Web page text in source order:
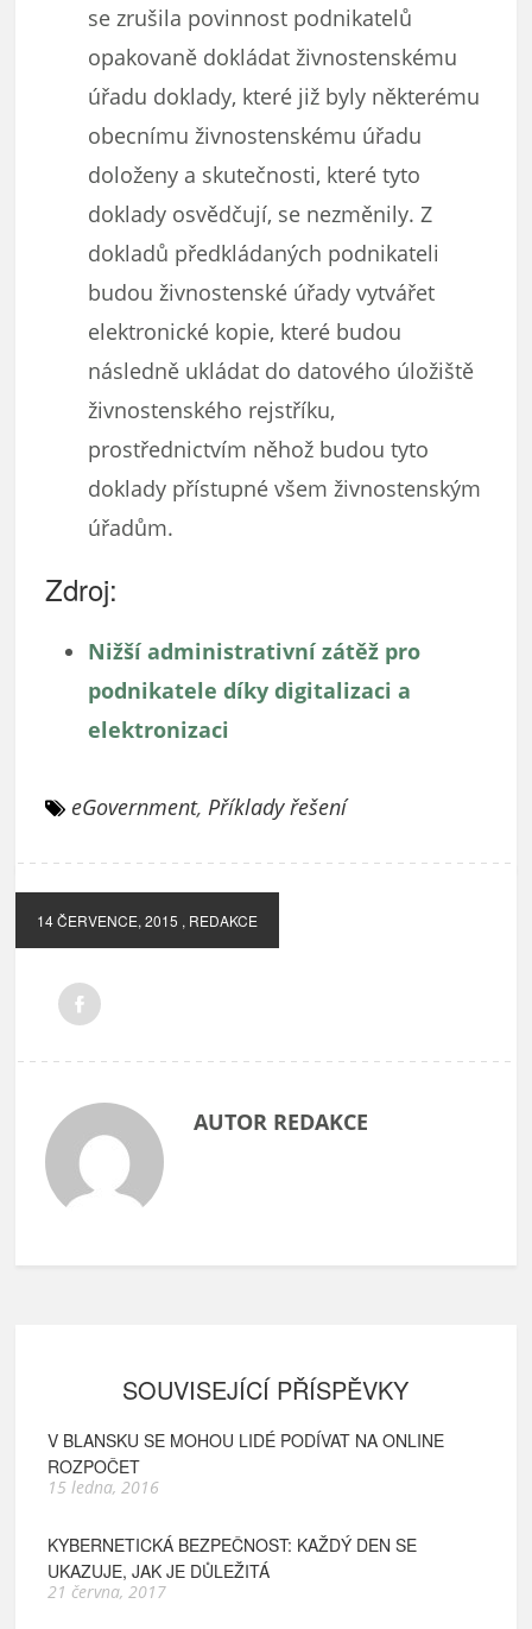
se zrušila povinnost podnikatelů
opakovaně dokládat živnostenskému
úřadu doklady, které již byly některému
obecnímu živnostenskému úřadu
doloženy a skutečnosti, které tyto
doklady osvědčují, se nezměnily. Z
dokladů předkládaných podnikateli
budou živnostenské úřady vytvářet
elektronické kopie, které budou
následně ukládat do datového úložiště
živnostenského rejstříku,
prostřednictvím něhož budou tyto
doklady přístupné všem živnostenským
úřadům.
Zdroj:
Nižší administrativní zátěž pro
podnikatele díky digitalizaci a
elektronizaci
eGovernment,Příklady řešení
14 ČERVENCE, 2015 , REDAKCE
AUTOR REDAKCE
SOUVISEJÍCÍ PŘÍSPĚVKY
V BLANSKU SE MOHOU LIDÉ PODÍVAT NA ONLINE
ROZPOČET
15 ledna, 2016
KYBERNETICKÁ BEZPEČNOST: KAŽDÝ DEN SE
UKAZUJE, JAK JE DŮLEŽITÁ
21 června, 2017